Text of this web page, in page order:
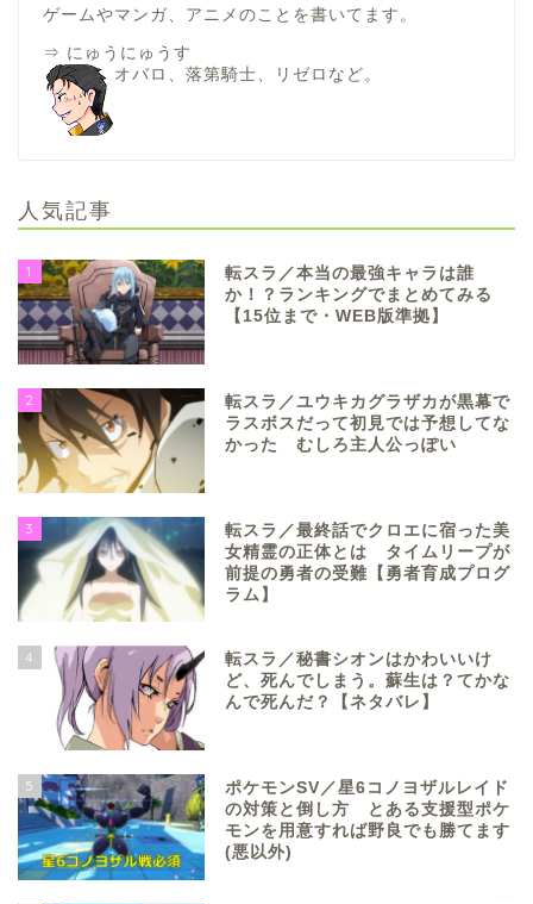
ゲームやマンガ、アニメのことを書いてます。
⇒ にゅうにゅうす
オバロ、落第騎士、リゼロなど。
人気記事
1
転スラ／本当の最強キャラは誰
か！？ランキングでまとめてみる
【15位まで・WEB版準拠】
2
転スラ／ユウキカグラザカが黒幕で
ラスボスだって初見では予想してな
かった むしろ主人公っぽい
3
転スラ／最終話でクロエに宿った美
女精霊の正体とは タイムリープが
前提の勇者の受難【勇者育成プログ
ラム】
4
転スラ／秘書シオンはかわいいけ
ど、死んでしまう。蘇生は？てかな
んで死んだ？【ネタバレ】
5
ポケモンSV／星6コノヨザルレイド
の対策と倒し方 とある支援型ポケ
モンを用意すれば野良でも勝てます
(悪以外)